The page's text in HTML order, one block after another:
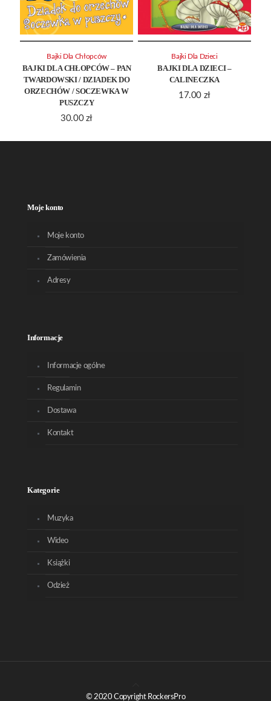
BAJKI DLA CHŁOPCÓW – PAN
TWARDOWSKI / DZIADEK DO
ORZECHÓW / SOCZEWKA W
PUSZCZY
30.00 zł
Bajki Dla Chłopców
BAJKI DLA DZIECI –
CALINECZKA
17.00 zł
Bajki Dla Dzieci
Moje konto
Moje konto
Zamówienia
Adresy
Informacje
Informacje ogólne
Regulamin
Dostawa
Kontakt
Kategorie
Muzyka
Wideo
Książki
Odzież
© 2020 Copyright RockersPro